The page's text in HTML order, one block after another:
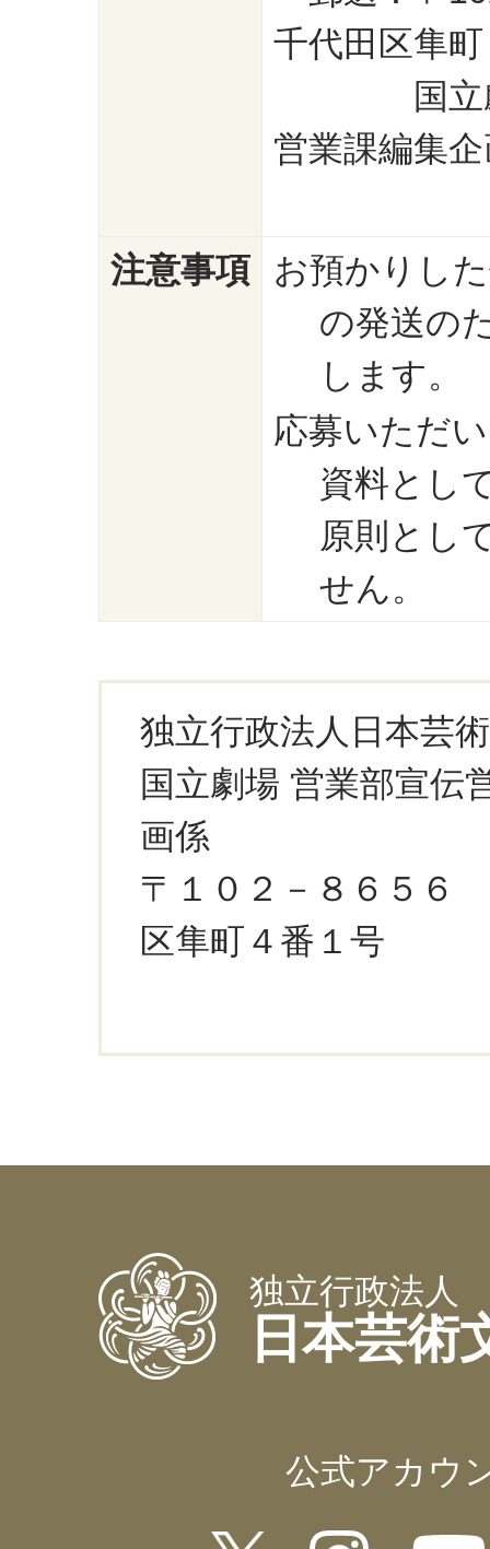
千代田区隼
国立劇
営業課編集
注意事項
お預かりし
の発送の
します。
応募いただ
資料とし
原則とし
せん。
独立行政法人日本芸
国立劇場 営業部宣伝
画係
〒１０２－８６５６
区隼町４番１号
独立行政法人
日本芸術
公式アカウ